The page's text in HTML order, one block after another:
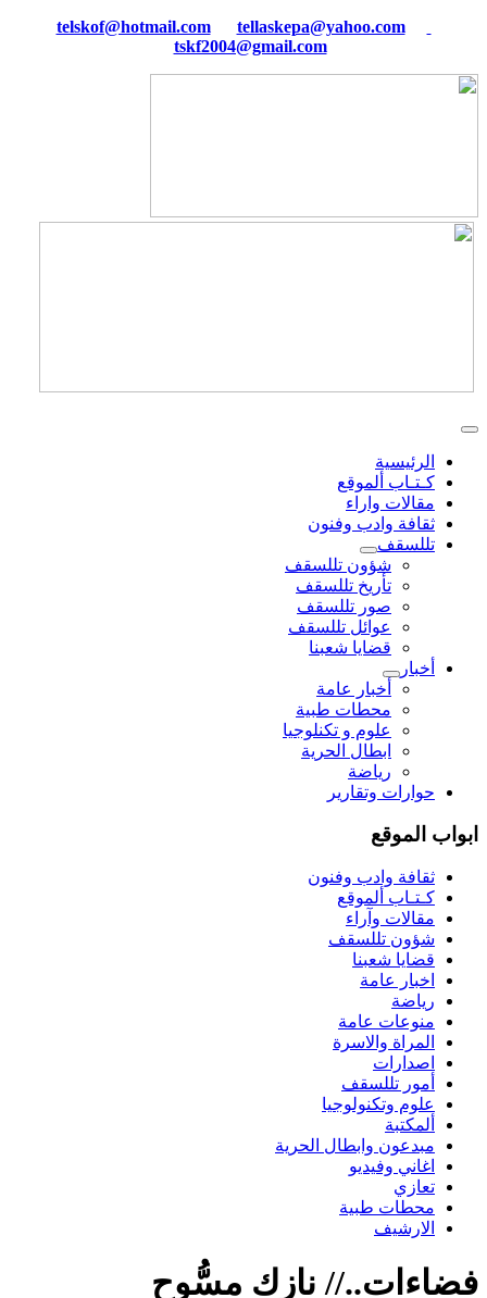
tellaskepa@yahoo.com
tskf2004@gmail.com
الرئيسية
كـتـاب ألموقع
مقالات واراء
ثقافة وادب وفنون
تللسقف
شؤون تللسقف
تأريخ تللسقف
صور تللسقف
عوائل تللسقف
قضايا شعبنا
أخبار
أخبار عامة
محطات طبية
علوم و تکنلوجیا
ابطال الحرية
رياضة
حوارات وتقارير
ابواب الموقع
ثقافة وادب وفنون
كـتـاب ألموقع
مقالات وآراء
شؤون تللسقف
قضايا شعبنا
اخبار عامة
رياضة
منوعات عامة
المراة والاسرة
اصدارات
أمور تللسقف
علوم وتكنولوجيا
ألمكتبة
مبدعون وابطال الحرية
اغاني وفيديو
تعازي
محطات طبية
الارشيف
فضاءات..// نازك مسُّوح